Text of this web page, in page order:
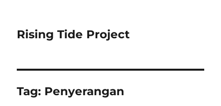
Rising Tide Project
Tag: Penyerangan